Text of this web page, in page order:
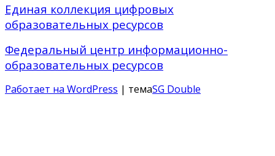
Единая коллекция цифровых
образовательных ресурсов
Федеральный центр информационно-
образовательных ресурсов
Работает на WordPress | темаSG Double